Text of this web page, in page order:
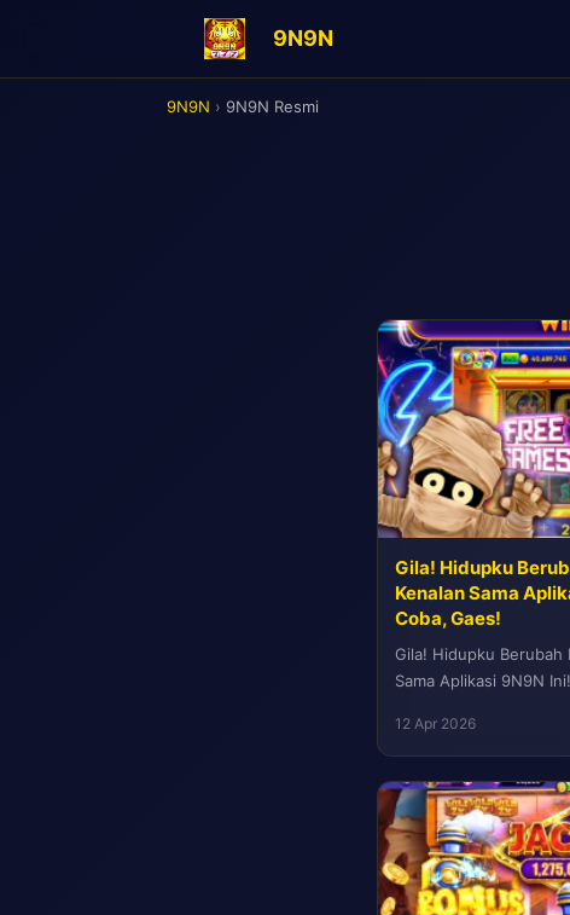
9N9N
9N9N › 9N9N Resmi
Gila! Hidupku
Kenalan Sama
Coba, Gaes!
Gila! Hidupku Berubah
Sama Aplikasi 9N9N
12 Apr 2026